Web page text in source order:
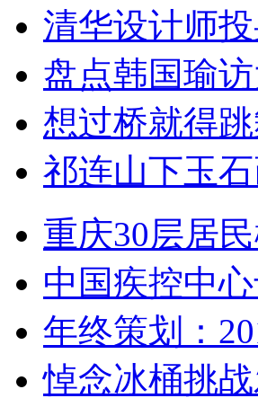
清华设计师
盘点韩国瑜
想过桥就得
祁连山下玉
重庆30层居
中国疾控中
年终策划：
悼念冰桶挑